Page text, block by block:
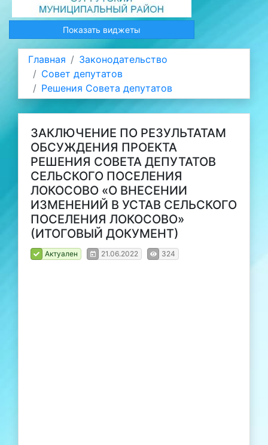
Показать виджеты
Главная
Законодательство
Совет депутатов
Решения Совета депутатов
ЗАКЛЮЧЕНИЕ ПО РЕЗУЛЬТАТАМ
ОБСУЖДЕНИЯ ПРОЕКТА
РЕШЕНИЯ СОВЕТА ДЕПУТАТОВ
СЕЛЬСКОГО ПОСЕЛЕНИЯ
ЛОКОСОВО «О ВНЕСЕНИИ
ИЗМЕНЕНИЙ В УСТАВ СЕЛЬСКОГО
ПОСЕЛЕНИЯ ЛОКОСОВО»
(ИТОГОВЫЙ ДОКУМЕНТ)
Актуален 21.06.2022 324